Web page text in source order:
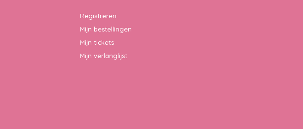
Registreren
Mijn bestellingen
Mijn tickets
Mijn verlanglijst